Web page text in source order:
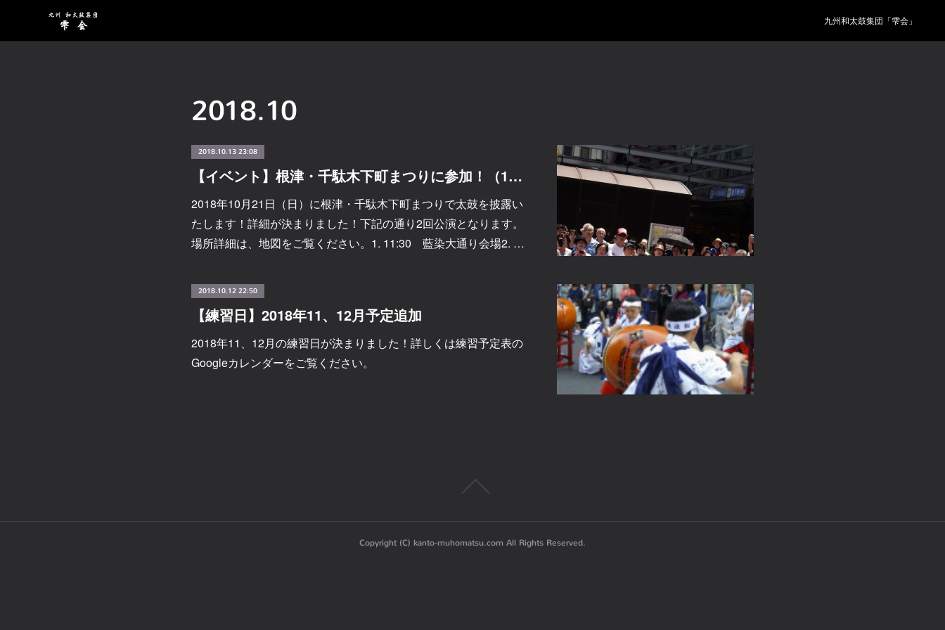
九州和太鼓集団「雫会」
2018.10
2018.10.13 23:08
【イベント】根津・千駄木下町まつりに参加！（10/14更新）
2018年10月21日（日）に根津・千駄木下町まつりで太鼓を披露い
たします！詳細が決まりました！下記の通り2回公演となります。
場所詳細は、地図をご覧ください。1. 11:30 藍染大通り会場2. …
2018.10.12 22:50
【練習日】2018年11、12月予定追加
2018年11、12月の練習日が決まりました！詳しくは練習予定表の
Googleカレンダーをご覧ください。
Copyright (C) kanto-muhomatsu.com All Rights Reserved.